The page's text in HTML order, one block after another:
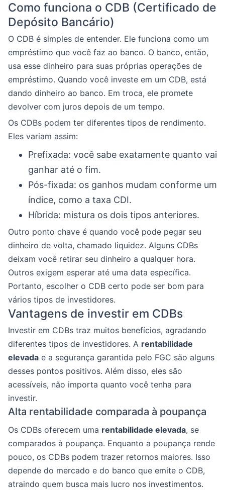
Como funciona o CDB (Certificado de
Depósito Bancário)
O CDB é simples de entender. Ele funciona como um
empréstimo que você faz ao banco. O banco, então,
usa esse dinheiro para suas próprias operações de
empréstimo. Quando você investe em um CDB, está
dando dinheiro ao banco. Em troca, ele promete
devolver com juros depois de um tempo.
Os CDBs podem ter diferentes tipos de rendimento.
Eles variam assim:
Prefixada: você sabe exatamente quanto vai
ganhar até o fim.
Pós-fixada: os ganhos mudam conforme um
índice, como a taxa CDI.
Híbrida: mistura os dois tipos anteriores.
Outro ponto chave é quando você pode pegar seu
dinheiro de volta, chamado liquidez. Alguns CDBs
deixam você retirar seu dinheiro a qualquer hora.
Outros exigem esperar até uma data específica.
Portanto, escolher o CDB certo pode ser bom para
vários tipos de investidores.
Vantagens de investir em CDBs
Investir em CDBs traz muitos benefícios, agradando
diferentes tipos de investidores. A rentabilidade
elevada e a segurança garantida pelo FGC são alguns
desses pontos positivos. Além disso, eles são
acessíveis, não importa quanto você tenha para
investir.
Alta rentabilidade comparada à poupança
Os CDBs oferecem uma rentabilidade elevada, se
comparados à poupança. Enquanto a poupança rende
pouco, os CDBs podem trazer retornos maiores. Isso
depende do mercado e do banco que emite o CDB,
atraindo quem busca mais lucro nos investimentos.